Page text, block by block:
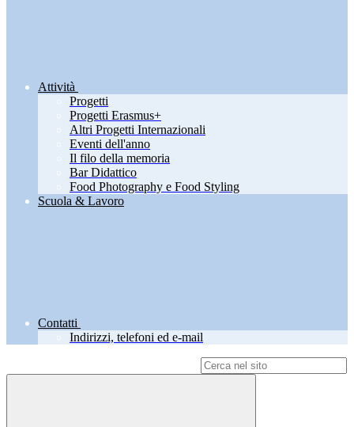
Attività
Progetti
Progetti Erasmus+
Altri Progetti Internazionali
Eventi dell'anno
Il filo della memoria
Bar Didattico
Food Photography e Food Styling
Scuola & Lavoro
Contatti
Indirizzi, telefoni ed e-mail